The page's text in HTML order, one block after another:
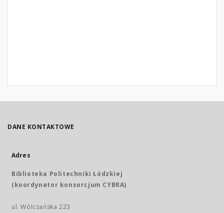
DANE KONTAKTOWE
Adres
Biblioteka Politechniki Łódzkiej
(koordynator konsorcjum CYBRA)
ul. Wólczańska 223